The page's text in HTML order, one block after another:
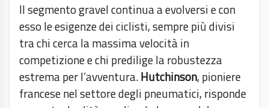
Il segmento gravel continua a evolversi e con
esso le esigenze dei ciclisti, sempre più divisi
tra chi cerca la massima velocità in
competizione e chi predilige la robustezza
estrema per l’avventura.Hutchinson, pioniere
francese nel settore degli pneumatici, risponde